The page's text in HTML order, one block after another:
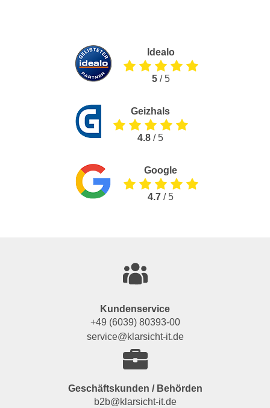
Idealo
5/ 5
Geizhals
4.8 / 5
Google
4.7 / 5
Kundenservice
+49 (6039) 80393-00
service@klarsicht-it.de
Geschäftskunden / Behörden
b2b@klarsicht-it.de